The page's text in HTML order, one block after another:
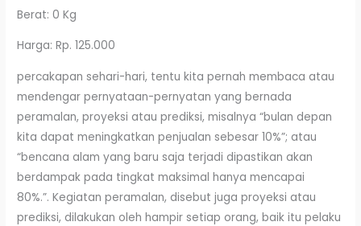
Berat: 0 Kg
Harga: Rp. 125.000
percakapan sehari-hari, tentu kita pernah membaca atau
mendengar pernyataan-pernyatan yang bernada
peramalan, proyeksi atau prediksi, misalnya “bulan depan
kita dapat meningkatkan penjualan sebesar 10%”; atau
“bencana alam yang baru saja terjadi dipastikan akan
berdampak pada tingkat maksimal hanya mencapai
80%.”. Kegiatan peramalan, disebut juga proyeksi atau
prediksi, dilakukan oleh hampir setiap orang, baik itu pelaku